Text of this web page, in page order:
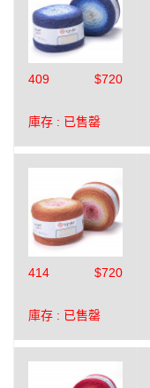
409 $720
庫存 : 已售罄
414 $720
庫存 : 已售罄